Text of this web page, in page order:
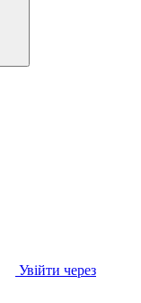
Увійти через